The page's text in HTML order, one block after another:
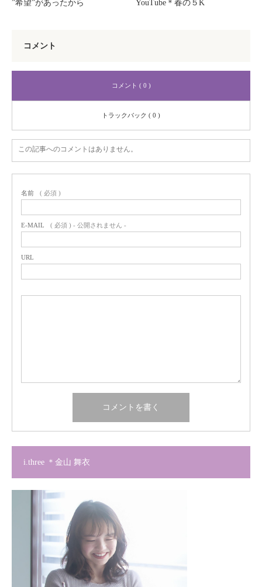
”希望”があったから YouTube＊春の５K
コメント
コメント ( 0 )
トラックバック ( 0 )
この記事へのコメントはありません。
名前 ( 必須 )
E-MAIL ( 必須 ) - 公開されません -
URL
i.three ＊金山 舞衣